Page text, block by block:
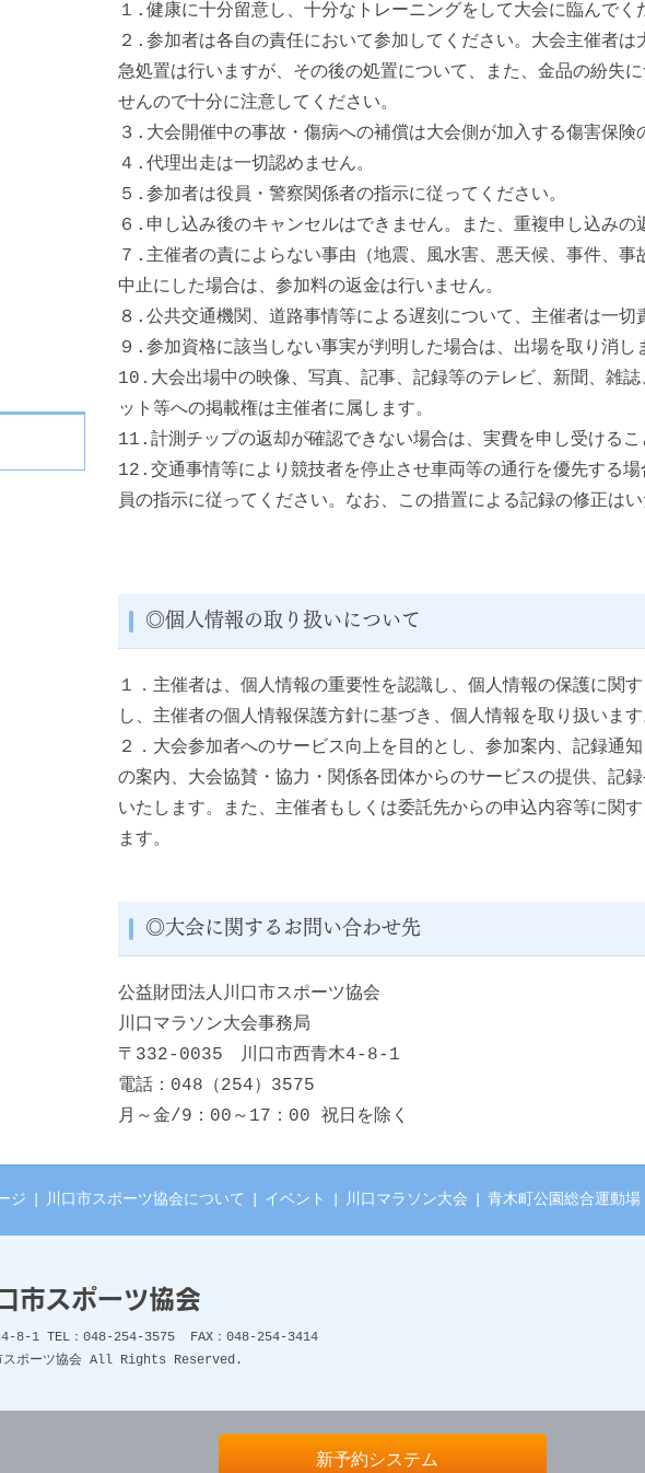
１.健康に十分留意し、十分なトレーニングをして大会に臨んでく
２.参加者は各自の責任において参加してください。大会主催者は
急処置は行いますが、その後の処置について、また、金品の紛失
せんので十分に注意してください。
３.大会開催中の事故・傷病への補償は大会側が加入する傷害保険
４.代理出走は一切認めません。
５.参加者は役員・警察関係者の指示に従ってください。
６.申し込み後のキャンセルはできません。また、重複申し込みの
７.主催者の責によらない事由（地震、風水害、悪天候、事件、事
中止にした場合は、参加料の返金は行いません。
８.公共交通機関、道路事情等による遅刻について、主催者は一切
９.参加資格に該当しない事実が判明した場合は、出場を取り消し
10.大会出場中の映像、写真、記事、記録等のテレビ、新聞、雑
ット等への掲載権は主催者に属します。
11.計測チップの返却が確認できない場合は、実費を申し受けるこ
12.交通事情等により競技者を停止させ車両等の通行を優先する
員の指示に従ってください。なお、この措置による記録の修正はい
◎個人情報の取り扱いについて
１．主催者は、個人情報の重要性を認識し、個人情報の保護に関
し、主催者の個人情報保護方針に基づき、個人情報を取り扱います
２．大会参加者へのサービス向上を目的とし、参加案内、記録通
の案内、大会協賛・協力・関係各団体からのサービスの提供、記
いたします。また、主催者もしくは委託先からの申込内容等に関
ます。
◎大会に関するお問い合わせ先
公益財団法人川口市スポーツ協会
川口マラソン大会事務局
〒332-0035 川口市西青木4-8-1
電話：048（254）3575
月～金/9：00～17：00 祝日を除く
ジ 川口市スポーツ協会について イベント 川口マラソン大会 青木町公園総合運動場
市スポーツ協会
4-8-1 TEL：048-254-3575 FAX：048-254-3414
ポーツ協会 All Rights Reserved.
新予約システム